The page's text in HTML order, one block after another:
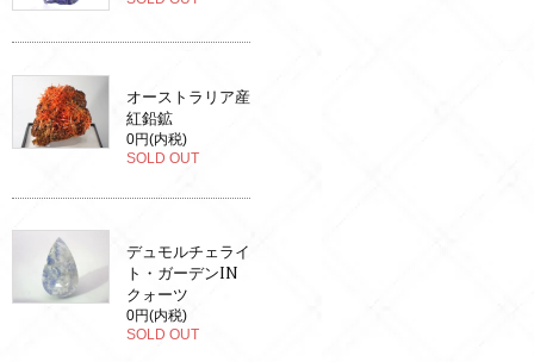
オーストラリア産
紅鉛鉱
0円(内税)
SOLD OUT
デュモルチェライ
ト・ガーデンIN
クォーツ
0円(内税)
SOLD OUT